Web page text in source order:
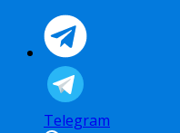
Telegram